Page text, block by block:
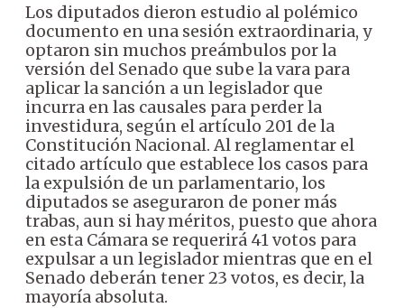
Los diputados dieron estudio al polémico
documento en una sesión extraordinaria, y
optaron sin muchos preámbulos por la
versión del Senado que sube la vara para
aplicar la sanción a un legislador que
incurra en las causales para perder la
investidura, según el artículo 201 de la
Constitución Nacional. Al reglamentar el
citado artículo que establece los casos para
la expulsión de un parlamentario, los
diputados se aseguraron de poner más
trabas, aun si hay méritos, puesto que ahora
en esta Cámara se requerirá 41 votos para
expulsar a un legislador mientras que en el
Senado deberán tener 23 votos, es decir, la
mayoría absoluta.